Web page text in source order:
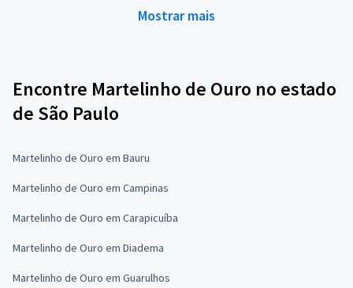
Mostrar mais
Encontre Martelinho de Ouro no estado
de São Paulo
Martelinho de Ouro em Bauru
Martelinho de Ouro em Campinas
Martelinho de Ouro em Carapicuíba
Martelinho de Ouro em Diadema
Martelinho de Ouro em Guarulhos